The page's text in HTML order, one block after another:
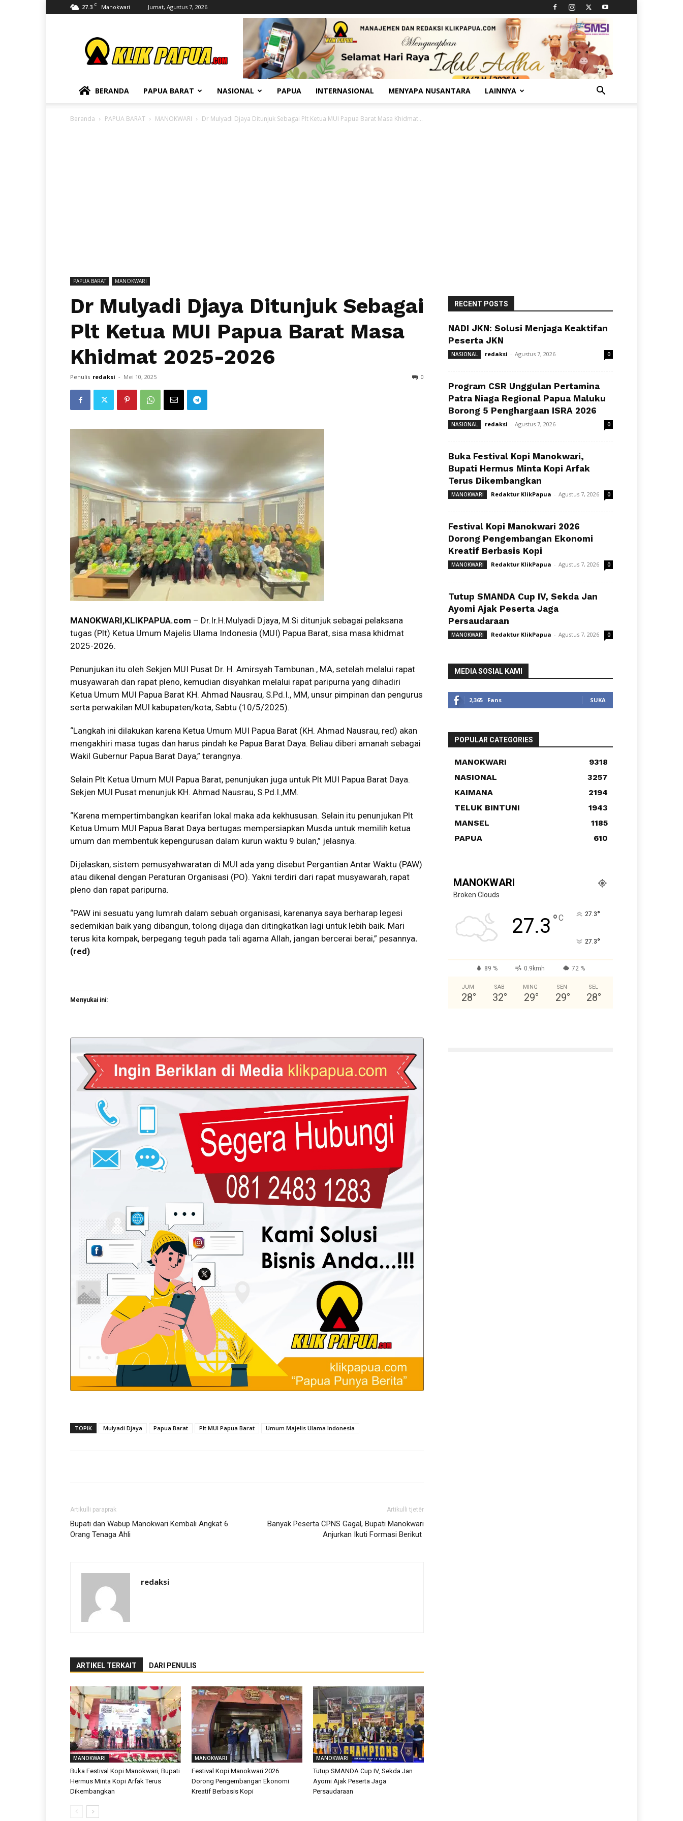
27.3 C Manokwari Jumat, Agustus 7, 2026
BERANDA PAPUA BARAT NASIONAL PAPUA INTERNASIONAL MENYAPA NUSANTARA LAINNYA
Beranda PAPUA BARAT MANOKWARI Dr Mulyadi Djaya Ditunjuk Sebagai Plt Ketua MUI Papua Barat Masa Khidmat...
PAPUA BARAT MANOKWARI
Dr Mulyadi Djaya Ditunjuk Sebagai
Plt Ketua MUI Papua Barat Masa
Khidmat 2025-2026
Penulis redaksi - Mei 10, 2025 0
MANOKWARI,KLIKPAPUA.com – Dr.Ir.H.Mulyadi Djaya, M.Si ditunjuk sebagai pelaksana
tugas (Plt) Ketua Umum Majelis Ulama Indonesia (MUI) Papua Barat, sisa masa khidmat
2025-2026.
Penunjukan itu oleh Sekjen MUI Pusat Dr. H. Amirsyah Tambunan., MA, setelah melalui rapat
musyawarah dan rapat pleno, kemudian disyahkan melalui rapat paripurna yang dihadiri
Ketua Umum MUI Papua Barat KH. Ahmad Nausrau, S.Pd.I., MM, unsur pimpinan dan pengurus
serta perwakilan MUI kabupaten/kota, Sabtu (10/5/2025).
“Langkah ini dilakukan karena Ketua Umum MUI Papua Barat (KH. Ahmad Nausrau, red) akan
mengakhiri masa tugas dan harus pindah ke Papua Barat Daya. Beliau diberi amanah sebagai
Wakil Gubernur Papua Barat Daya,” terangnya.
Selain Plt Ketua Umum MUI Papua Barat, penunjukan juga untuk Plt MUI Papua Barat Daya.
Sekjen MUI Pusat menunjuk KH. Ahmad Nausrau, S.Pd.I.,MM.
“Karena mempertimbangkan kearifan lokal maka ada kekhususan. Selain itu penunjukan Plt
Ketua Umum MUI Papua Barat Daya bertugas mempersiapkan Musda untuk memilih ketua
umum dan membentuk kepengurusan dalam kurun waktu 9 bulan,” jelasnya.
Dijelaskan, sistem pemusyahwaratan di MUI ada yang disebut Pergantian Antar Waktu (PAW)
atau dikenal dengan Peraturan Organisasi (PO). Yakni terdiri dari rapat musyawarah, rapat
pleno dan rapat paripurna.
“PAW ini sesuatu yang lumrah dalam sebuah organisasi, karenanya saya berharap legesi
sedemikian baik yang dibangun, tolong dijaga dan ditingkatkan lagi untuk lebih baik. Mari
terus kita kompak, berpegang teguh pada tali agama Allah, jangan bercerai berai,” pesannya.
(red)
Menyukai ini:
TOPIK Mulyadi Djaya Papua Barat Plt MUI Papua Barat Umum Majelis Ulama Indonesia
Artikulli paraprak
Bupati dan Wabup Manokwari Kembali Angkat 6
Orang Tenaga Ahli
Artikulli tjetër
Banyak Peserta CPNS Gagal, Bupati Manokwari
Anjurkan Ikuti Formasi Berikut
redaksi
ARTIKEL TERKAIT DARI PENULIS
MANOKWARI
Buka Festival Kopi Manokwari, Bupati
Hermus Minta Kopi Arfak Terus
Dikembangkan
MANOKWARI
Festival Kopi Manokwari 2026
Dorong Pengembangan Ekonomi
Kreatif Berbasis Kopi
MANOKWARI
Tutup SMANDA Cup IV, Sekda Jan
Ayomi Ajak Peserta Jaga
Persaudaraan
RECENT POSTS
NADI JKN: Solusi Menjaga Keaktifan
Peserta JKN
NASIONAL redaksi - Agustus 7, 2026 0
Program CSR Unggulan Pertamina
Patra Niaga Regional Papua Maluku
Borong 5 Penghargaan ISRA 2026
NASIONAL redaksi - Agustus 7, 2026 0
Buka Festival Kopi Manokwari,
Bupati Hermus Minta Kopi Arfak
Terus Dikembangkan
MANOKWARI Redaktur KlikPapua - Agustus 7, 2026 0
Festival Kopi Manokwari 2026
Dorong Pengembangan Ekonomi
Kreatif Berbasis Kopi
MANOKWARI Redaktur KlikPapua - Agustus 7, 2026 0
Tutup SMANDA Cup IV, Sekda Jan
Ayomi Ajak Peserta Jaga
Persaudaraan
MANOKWARI Redaktur KlikPapua - Agustus 7, 2026 0
MEDIA SOSIAL KAMI
2,365 Fans SUKA
POPULAR CATEGORIES
MANOKWARI
9318
NASIONAL
3257
KAIMANA
2194
TELUK BINTUNI
1943
MANSEL
1185
PAPUA
610
MANOKWARI
Broken Clouds
27.3 °C 27.3°
27.3°
89 % 0.9kmh 72 %
JUM
28°
SAB
32°
MING
29°
SEN
29°
SEL
28°